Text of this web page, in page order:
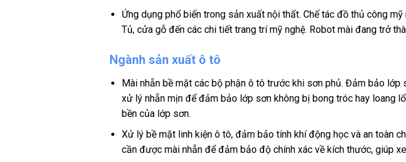
Ứng dụng phổ biến trong sản xuất nội thất. Chế tác đồ thủ công
Tủ, cửa gỗ đến các chi tiết trang trí mỹ nghệ. Robot mài đang trở
Ngành sản xuất ô tô
Mài nhẵn bề mặt các bộ phận ô tô trước khi sơn phủ. Đảm bảo
xử lý nhẵn mịn để đảm bảo lớp sơn không bị bong tróc hay loang
bền của lớp sơn.
Xử lý bề mặt linh kiện ô tô, đảm bảo tính khí động học và an toàn
cần được mài nhẵn để đảm bảo độ chính xác về kích thước, giúp